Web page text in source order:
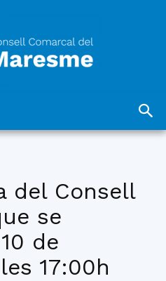
Comarcal
del
del Consell
se
de
17:00h